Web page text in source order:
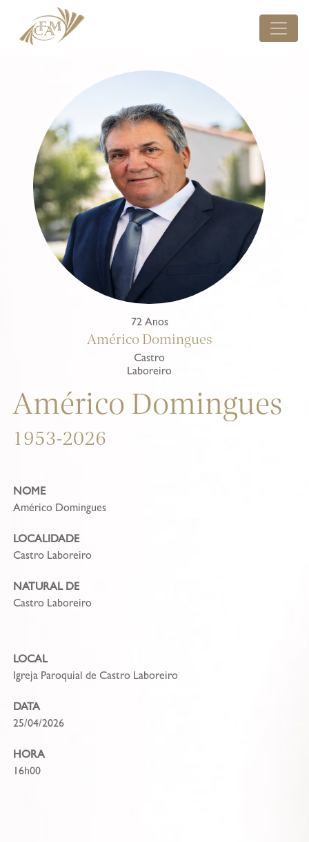
72 Anos
Américo Domingues
Castro
Laboreiro
Américo Domingues
1953-2026
NOME
Américo Domingues
LOCALIDADE
Castro Laboreiro
NATURAL DE
Castro Laboreiro
LOCAL
Igreja Paroquial de Castro Laboreiro
DATA
25/04/2026
HORA
16h00